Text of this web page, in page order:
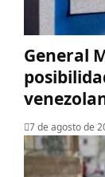
General
7 de agosto de